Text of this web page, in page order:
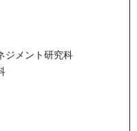
ジメント研究科